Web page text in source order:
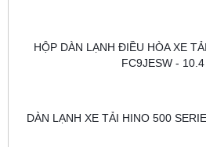
HỘP DÀN LẠNH ĐIỀU HÒA XE
FC9JESW -
DÀN LẠNH XE TẢI HINO 500